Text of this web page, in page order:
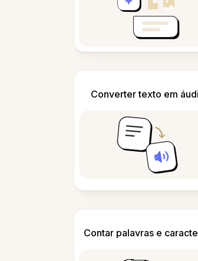
Converter texto em
Contar palavras e